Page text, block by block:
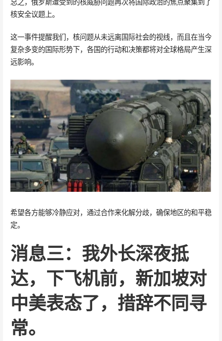
核安全议题上。
这一事件提醒我们，核问题从未远离国际社会的视线，而且在当今
复杂多变的国际形势下，各国的行动和决策都将对全球格局产生深
远影响。
希望各方能够冷静应对，通过合作来化解分歧，确保地区的和平稳
定。
消息三：我外长深夜抵
达，下飞机前，新加坡对
中美表态了，措辞不同寻
常。